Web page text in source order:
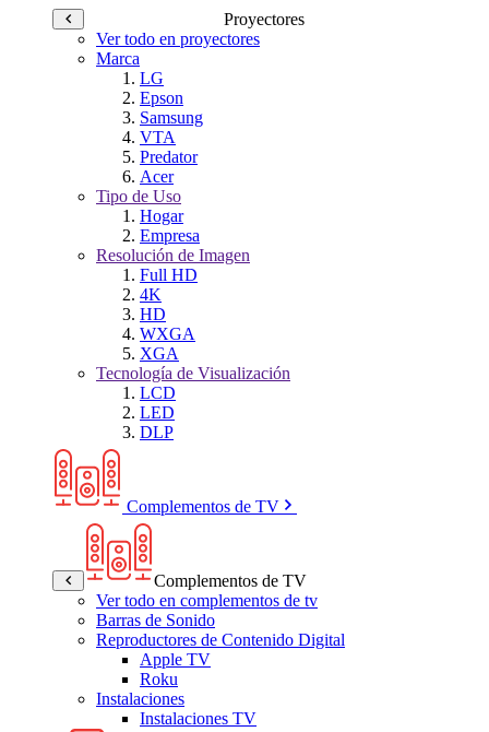
Proyectores
Ver todo en proyectores
Marca
LG
Epson
Samsung
VTA
Predator
Acer
Tipo de Uso
Hogar
Empresa
Resolución de Imagen
Full HD
4K
HD
WXGA
XGA
Tecnología de Visualización
LCD
LED
DLP
Complementos de TV
Complementos de TV
Ver todo en complementos de tv
Barras de Sonido
Reproductores de Contenido Digital
Apple TV
Roku
Instalaciones
Instalaciones TV